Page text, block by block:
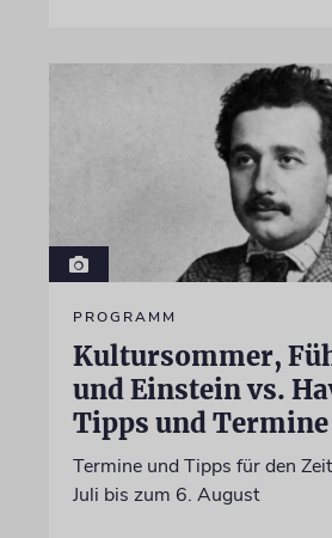
PROGRAMM
Kultursommer,
und Einstein vs.
Tipps und Termine
Termine und Tipps für den
Juli bis zum 6. August